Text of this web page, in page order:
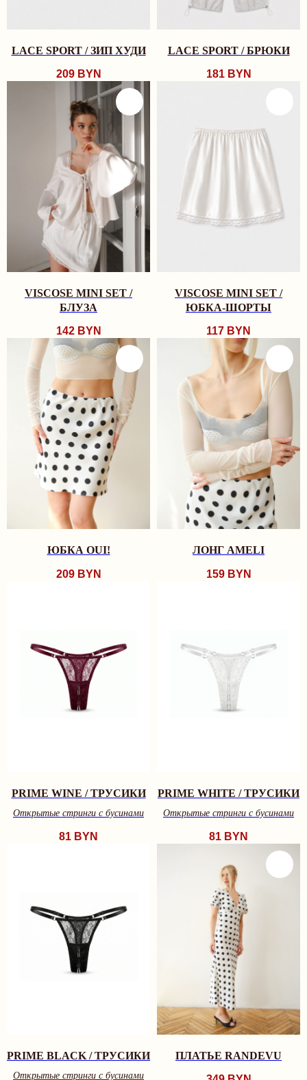
LACE SPORT / ЗИП ХУДИ
209 BYN
LACE SPORT / БРЮКИ
181 BYN
VISCOSE MINI SET /
БЛУЗА
142 BYN
VISCOSE MINI SET /
ЮБКА-ШОРТЫ
117 BYN
ЮБКА OUI!
209 BYN
ЛОНГ AMELI
159 BYN
PRIME WINE / ТРУСИКИ
Открытые стринги c бусинами
81 BYN
PRIME WHITE / ТРУСИКИ
Открытые стринги c бусинами
81 BYN
PRIME BLACK / ТРУСИКИ
Открытые стринги c бусинами
ПЛАТЬЕ RANDEVU
ЛИЧНЫЙ КАБИНЕТ
ГАЙД РАЗМЕРОВ
УХОД ЗА ИЗДЕЛИЯМИ
BEST SELLERS
СМОТРЕТЬ ВСЕ
TRY MORE SPORT
ПОДАРОЧНЫЕ
СЕРТИФИКАТЫ
АКСЕССУАРЫ
КУПАЛЬНИКИ
БОДИ
TRYMORELINGERIE@GMAIL.COM
ПОДПИСАТЬСЯ НА НОВОСТИ БРЕНДА
И ПОЛУЧИТЬ 10% НА ПЕРВЫЙ ЗАКАЗ:
СВИДЕТЕЛЬСТВО О ГОСУДАРСТВЕННОЙ РЕГИСТРАЦИИ №
0250078 ОТ 27.02.2025
ТЕЛ: +375447292041
РАССРОЧКА
ПОЛИТИКА КОНФИДЕНЦИАЛЬНОСТИ
ДЛЯ ВАС
ДОСТАВКА И ОПЛАТА
ОБМЕН И ВОЗВРАТ
ПРОГРАММА ЛОЯЛЬНОСТИ